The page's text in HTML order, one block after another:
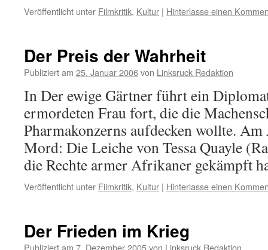
Veröffentlicht unter Filmkritik, Kultur | Hinterlasse einen
Der Preis der Wahrheit
Publiziert am 25. Januar 2006von Linksruck Redaktion
In Der ewige Gärtner führt ein
ermordeten Frau fort, die die
Pharmakonzerns aufdecken wollte.
Mord: Die Leiche von Tessa Quayle
die Rechte armer Afrikaner gekämpft
Veröffentlicht unter Filmkritik, Kultur | Hinterlasse einen
Der Frieden im Krieg
Publiziert am 7. Dezember 2005von Linksruck Redaktion